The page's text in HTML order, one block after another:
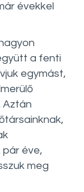
évekkel
a fenti
egymást,
Aztán
pár éve,
meg